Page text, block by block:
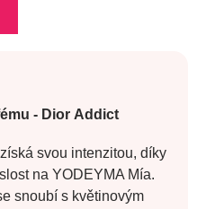
- Dior Addict
svou intenzitou, díky
na YODEYMA Mía.
snoubí s květinovým